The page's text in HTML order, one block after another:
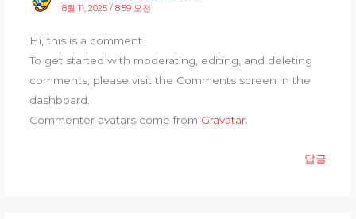
8월 11, 2025 / 8:59 오전
Hi, this is a comment.
To get started with moderating, editing, and deleting
comments, please visit the Comments screen in the
dashboard.
Commenter avatars come from Gravatar.
답글